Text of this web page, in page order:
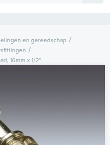
en gereedschap
16mm x 1/2"